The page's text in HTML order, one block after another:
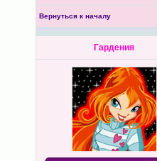
Вернуться к началу
Гардения